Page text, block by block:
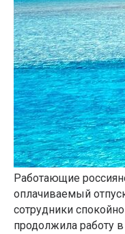
Работающие
оплачиваемый
сотрудники
продолжила работу